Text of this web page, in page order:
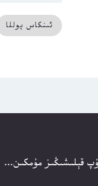
قېلىشىڭىز مۇمكىن...